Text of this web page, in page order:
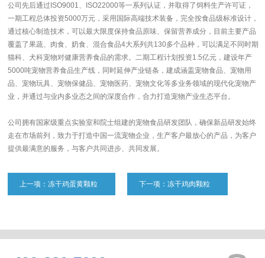
公司先后通过ISO9001、ISO22000等一系列认证，并取得了饲料生产许可证，
一期工程总体投资5000万元，采用国际高端技术装备，完全按食品级标准设计，
通过核心制造技术，可以最大限度保持食品原味、保留营养成分，目前主要产品
覆盖了果蔬、肉食、奶食、混合食品4大系列共130多个品种，可以满足不同时期
猫科、犬科宠物对健康营养食品的需求。二期工程计划投资1.5亿元，建设年产
5000吨宠物营养食品生产线，同时延伸产业链条，建成涵盖宠物食品、宠物用
品、宠物玩具、宠物保健品、宠物医药、宠物文化等多业务领域的现代化宠物产
业，并通过与业内多业态之间的深度合作，合力打造宠物产业生态平台。
公司拥有国家级重点实验室和院士组建的宠物食品研发团队，确保新品研发始终
走在市场前列，致力于打造中国一流宠物企业，生产客户最放心的产品，为客户
提供最满意的服务，与客户共同进步、共同发展。
上一项：冻干鸡蛋黄颗粒 下一项：冻干鸡肉颗粒